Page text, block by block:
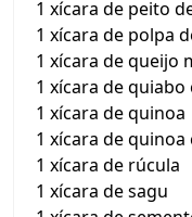
1 xícara de peito
1 xícara de polpa
1 xícara de queijo
1 xícara de
1 xícara de quinoa
1 xícara de quinoa
1 xícara de rúcula
1 xícara de sagu